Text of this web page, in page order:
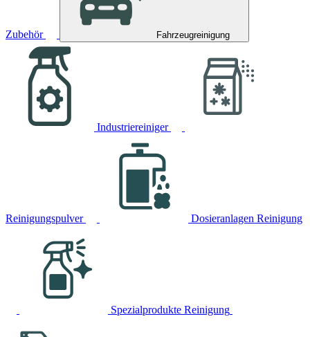
Zubehör Fahrzeugreinigung
Industriereiniger
Reinigungspulver Dosieranlagen Reinigung
Spezialprodukte Reinigung